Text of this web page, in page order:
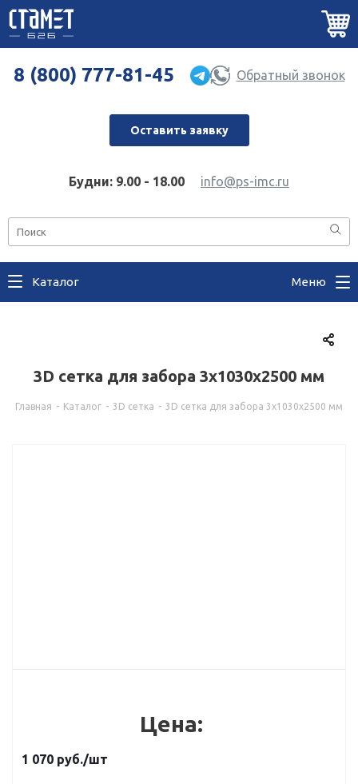
8 (800) 777-81-45 Обратный звонок
Оставить заявку
Будни: 9.00 - 18.00 info@ps-imc.ru
Каталог Меню
3D сетка для забора 3x1030x2500 мм
Главная - Каталог - 3D сетка - 3D сетка для забора 3x1030x2500 мм
Цена:
1 070 руб./шт